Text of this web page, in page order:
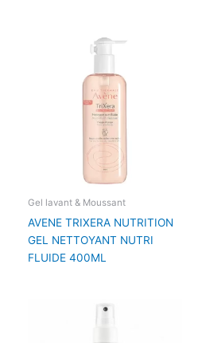
Gel lavant & Moussant
AVENE TRIXERA NUTRITION
GEL NETTOYANT NUTRI
FLUIDE 400ML